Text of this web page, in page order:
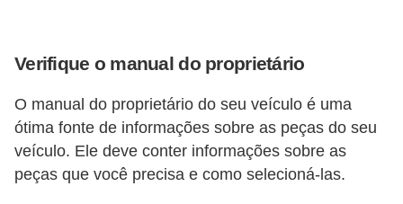
Verifique o manual do proprietário
O manual do proprietário do seu veículo é uma
ótima fonte de informações sobre as peças do seu
veículo. Ele deve conter informações sobre as
peças que você precisa e como selecioná-las.
ç
a
e
s
e